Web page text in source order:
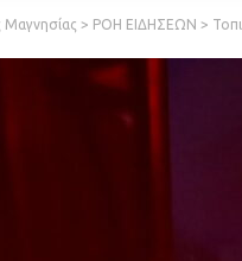
> ΡΟΗ ΕΙΔΗΣΕΩΝ >